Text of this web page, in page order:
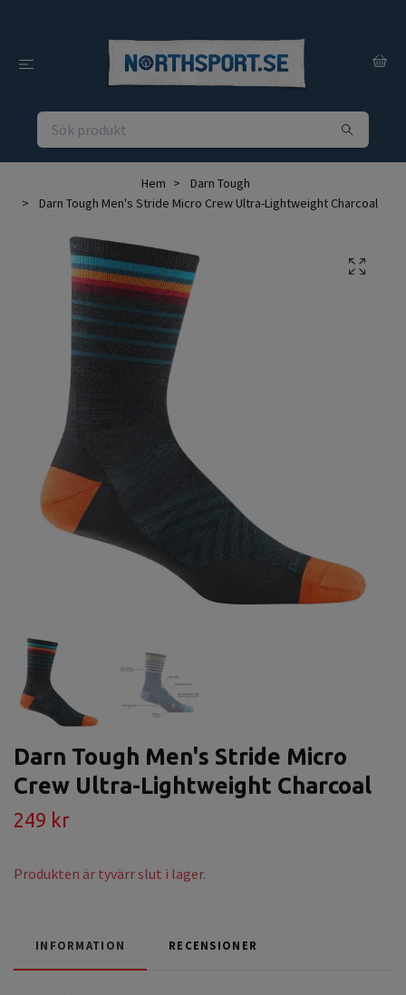
Hem
Darn Tough
Darn Tough Men's Stride Micro Crew Ultra-Lightweight Charcoal
Darn Tough Men's Stride Micro
Crew Ultra-Lightweight Charcoal
249 kr
Produkten är tyvärr slut i lager.
INFORMATION RECENSIONER